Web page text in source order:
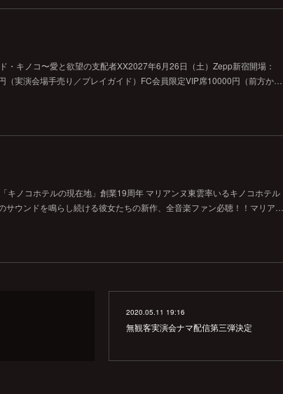
・キノコ〜愛と欲望の支配者XX2027年6月26日（土）Zepp新宿開場：
（実演会場手売り／プレイガイド）FC会員限定VIP席10000円（前方か…
キノコホテルの現在地」創業19周年 マリアンヌ東雲率いるキノコホテル
サウンドを鳴らし続ける彼女たちの新作、全音楽ファン必聴！！マリア…
2020.05.11 19:16
無観客実演会ナマ配信第三弾決定